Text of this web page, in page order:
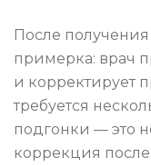
После
примерка: врач
и корректирует
требуется
подгонки — это
коррекция